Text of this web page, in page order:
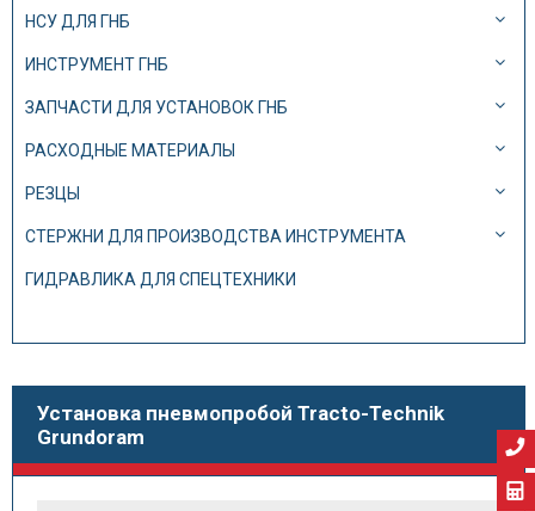
НСУ ДЛЯ ГНБ
ИНСТРУМЕНТ ГНБ
ЗАПЧАСТИ ДЛЯ УСТАНОВОК ГНБ
РАСХОДНЫЕ МАТЕРИАЛЫ
РЕЗЦЫ
СТЕРЖНИ ДЛЯ ПРОИЗВОДСТВА ИНСТРУМЕНТА
ГИДРАВЛИКА ДЛЯ СПЕЦТЕХНИКИ
Установка пневмопробой Tracto-Technik
Grundoram